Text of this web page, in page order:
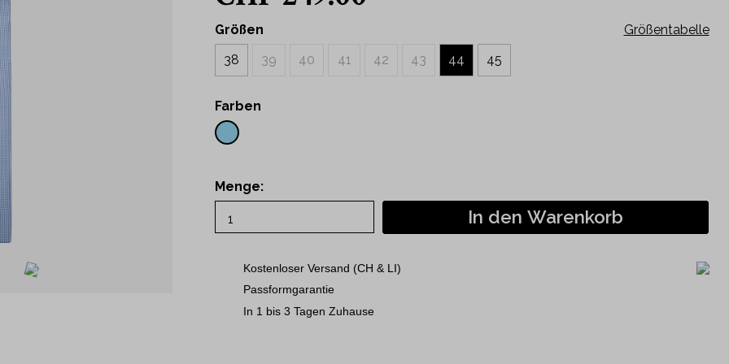
120 Jahre Jubiläumshemden
Philipp Fankhauser Kollektion
43
44
46
48
50
Größentabelle
Größen
38
39 40 41 42 43 44 45
Farben
Menge:
In den Warenkorb
Kostenloser Versand (CH & LI)
Passformgarantie
In 1 bis 3 Tagen Zuhause